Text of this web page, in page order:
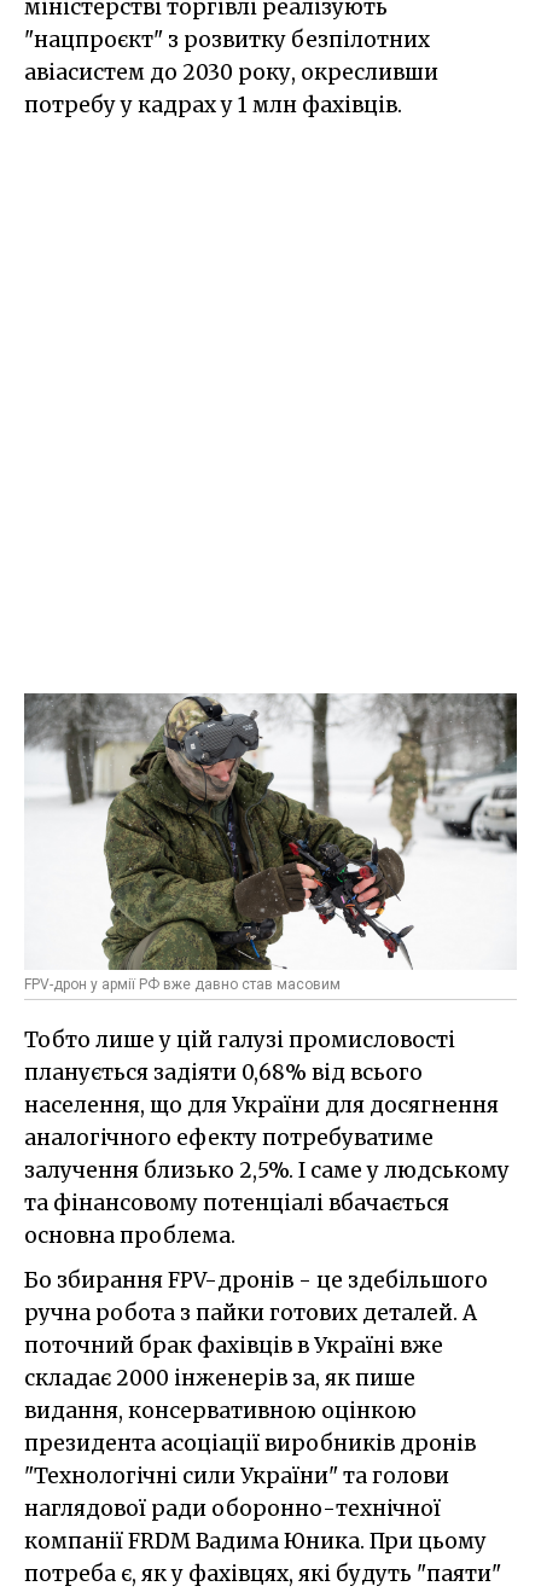
міністерстві торгівлі реалізують
"нацпроєкт" з розвитку безпілотних
авіасистем до 2030 року, окресливши
потребу у кадрах у 1 млн фахівців.
FPV-дрон у армії РФ вже давно став масовим
Тобто лише у цій галузі промисловості
планується задіяти 0,68% від всього
населення, що для України для досягнення
аналогічного ефекту потребуватиме
залучення близько 2,5%. І саме у людському
та фінансовому потенціалі вбачається
основна проблема.
Бо збирання FPV-дронів - це здебільшого
ручна робота з пайки готових деталей. А
поточний брак фахівців в Україні вже
складає 2000 інженерів за, як пише
видання, консервативною оцінкою
президента асоціації виробників дронів
"Технологічні сили України" та голови
наглядової ради оборонно-технічної
компанії FRDM Вадима Юника. При цьому
потреба є, як у фахівцях, які будуть "паяти"